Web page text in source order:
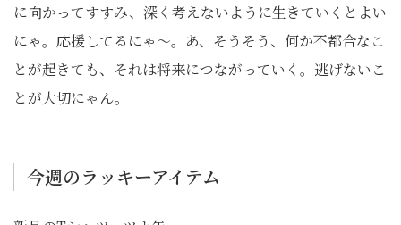
に向かってすすみ、深く考えないように生きていくとよい
にゃ。応援してるにゃ～。あ、そうそう、何か不都合なこ
とが起きても、それは将来につながっていく。逃げないこ
とが大切にゃん。
今週のラッキーアイテム